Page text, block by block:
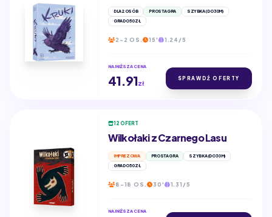
DLA 2 OSÓB PROSTA GRA
SZYBKA (DO 30M)
GRA DO 50 ZŁ
2-2 OS. 15' 1.24/5
NAJNIŻSZA CENA
41.91zł
SPRAWDŹ OFERTY
12 OFERT
Wilkołaki z Czarnego Lasu
IMPREZOWA PROSTA GRA
SZYBKA (DO 30M)
GRA DO 50 ZŁ
8-18 OS. 30' 1.31/5
NAJNIŻSZA CENA